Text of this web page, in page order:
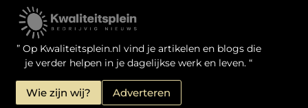
” Op Kwaliteitsplein.nl vind je artikelen en blogs die
je verder helpen in je dagelijkse werk en leven. “
Wie zijn wij? Adverteren